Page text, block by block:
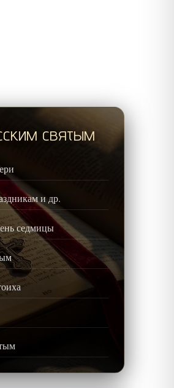
святым
и др.
седмицы